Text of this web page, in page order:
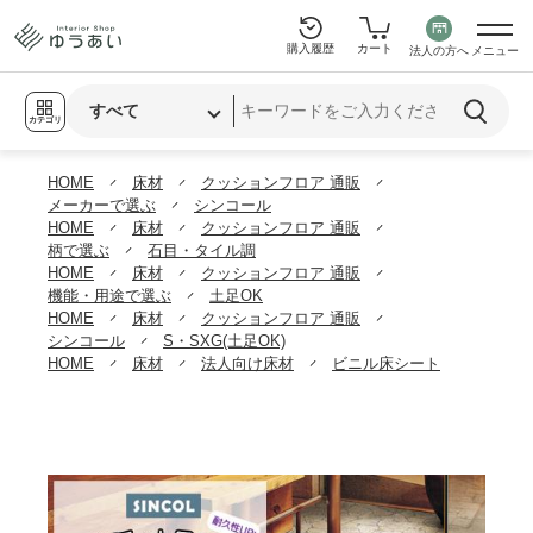
カテゴリ
購入履歴 カート 法人の方へ メニュー
HOME 床材
クッションフロア 通販
メーカーで選ぶ
シンコール
HOME
床材
クッションフロア 通販
柄で選ぶ
石目・タイル調
HOME
床材
クッションフロア 通販
機能・用途で選ぶ
土足OK
HOME
床材
クッションフロア 通販
シンコール
S・SXG(土足OK)
HOME
床材 法人向け床材 ビニル床シート